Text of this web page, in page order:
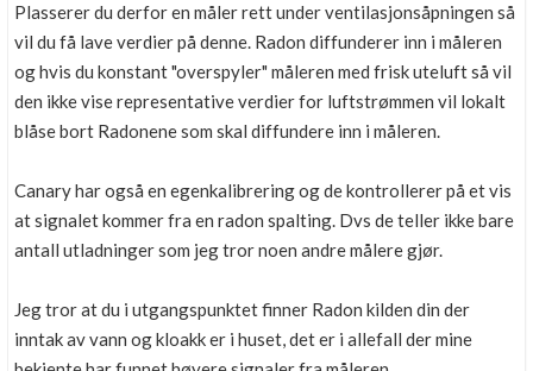
Plasserer du derfor en måler rett under ventilasjonsåpningen så
vil du få lave verdier på denne. Radon diffunderer inn i måleren
og hvis du konstant "overspyler" måleren med frisk uteluft så vil
den ikke vise representative verdier for luftstrømmen vil lokalt
blåse bort Radonene som skal diffundere inn i måleren.
Canary har også en egenkalibrering og de kontrollerer på et vis
at signalet kommer fra en radon spalting. Dvs de teller ikke bare
antall utladninger som jeg tror noen andre målere gjør.
Jeg tror at du i utgangspunktet finner Radon kilden din der
inntak av vann og kloakk er i huset, det er i allefall der mine